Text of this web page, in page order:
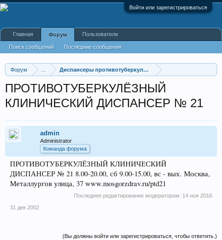
Войти или зарегистрироваться
Форум Диспансеры противотуберкулезные
ПРОТИВОТУБЕРКУЛЁЗНЫЙ
КЛИНИЧЕСКИЙ ДИСПАНСЕР № 21
admin
Administrator
Команда форума
ПРОТИВОТУБЕРКУЛЁЗНЫЙ КЛИНИЧЕСКИЙ
ДИСПАНСЕР № 21 8.00-20.00, сб 9.00-15.00, вс - вых. Москва,
Металлургов улица, 37 www.mosgorzdrav.ru/ptd21
Последнее редактирование модератором: 14 ноя 2016
31 дек 2002
(Вы должны войти или зарегистрироваться, чтобы ответить.)
Главная Форум
Поиск сообщений Последние сообщения
Пользователи